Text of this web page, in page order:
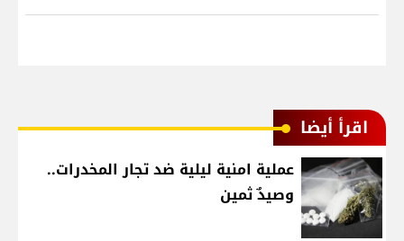
اقرأ أيضا
عملية امنية ليلية ضد تجار المخدرات..
وصيدٌ ثمين